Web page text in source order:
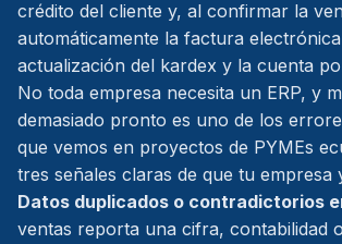
crédito del cliente y, al confirmar la
automáticamente la factura
actualización del kardex y la cuenta
No toda empresa necesita un ERP, y
demasiado pronto es uno de los
que vemos en proyectos de PYMEs
tres señales claras de que tu empresa
Datos duplicados o contradictorios
ventas reporta una cifra, contabilidad